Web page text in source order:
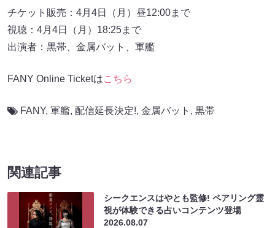
チケット販売：4月4日（月）昼12:00まで
視聴：4月4日（月）18:25まで
出演者：黒帯、金属バット、軍艦
FANY Online Ticketはこちら
FANY, 軍艦, 配信延長決定!, 金属バット , 黒帯
関連記事
シークエンスはやとも監修! ペアリング霊
視が体験できる占いコンテンツ登場
2026.08.07